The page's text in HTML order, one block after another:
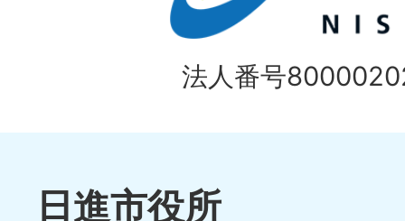
法人番号
日進市役所